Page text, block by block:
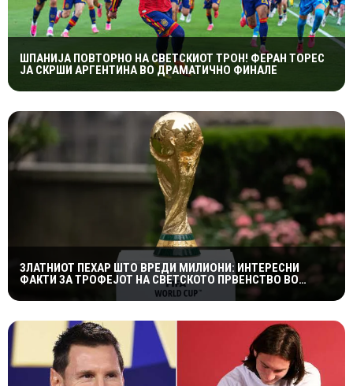
ШПАНИЈА ПОВТОРНО НА СВЕТСКИОТ ТРОН! ФЕРАН ТОРЕС
ЈА СКРШИ АРГЕНТИНА ВО ДРАМАТИЧНО ФИНАЛЕ
ЗЛАТНИОТ ПЕХАР ШТО ВРЕДИ МИЛИОНИ: ИНТЕРЕСНИ
ФАКТИ ЗА ТРОФЕЈОТ НА СВЕТСКОТО ПРВЕНСТВО ВО